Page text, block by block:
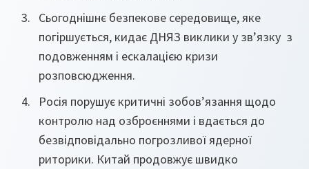
Сьогоднішнє безпекове середовище, яке
погіршується, кидає ДНЯЗ виклики у зв’язку з
подовженням і ескалацією кризи
розповсюдження.
Росія порушує критичні зобов’язання щодо
контролю над озброєннями і вдається до
безвідповідально погрозливої ядерної
риторики. Китай продовжує швидко